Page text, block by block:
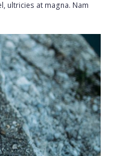
ultricies at magna. Nam